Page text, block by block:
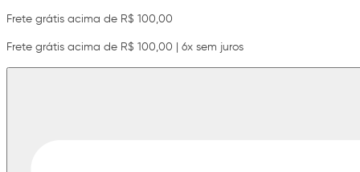
Frete grátis acima de R$ 100,00
Frete grátis acima de R$ 100,00 | 6x sem juros